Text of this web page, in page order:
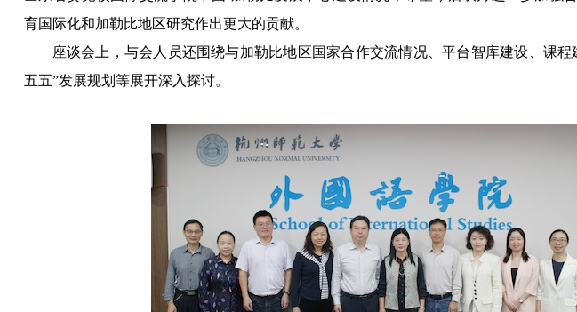
育国际化和加勒比地区研究作出更大的贡献。
座谈会上，与会人员还围绕与加勒比地区国家合作交流情况、平台智库建设、课程
五五”发展规划等展开深入探讨。